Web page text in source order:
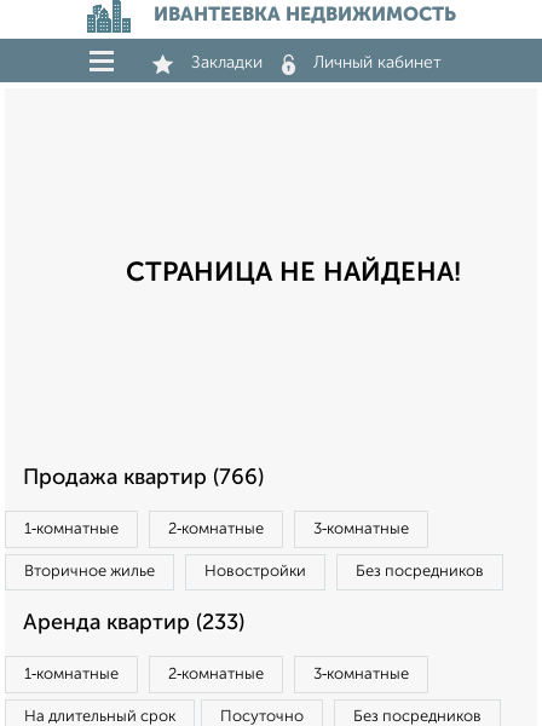
ИВАНТЕЕВКА НЕДВИЖИМОСТЬ
Закладки Личный кабинет
СТРАНИЦА НЕ НАЙДЕНА!
Продажа квартир (766)
1‑комнатные 2‑комнатные 3‑комнатные
Вторичное жилье Новостройки Без посредников
Аренда квартир (233)
1‑комнатные 2‑комнатные 3‑комнатные
На длительный срок Посуточно Без посредников